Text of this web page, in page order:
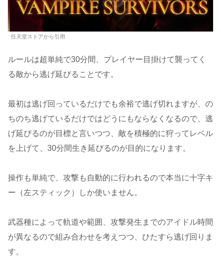
任天堂ストアから引用
ルールは超単純で30分間、プレイヤー目掛けて襲ってく
る敵から逃げ延びることです。
最初は逃げ回っているだけでも余裕で逃げ切れますが、の
ちのち逃げているだけではどうにもならなくなるので、逃
げ延びるのが目標と言いつつ、敵を積極的に狩ってレベル
を上げて、30分間生き延びるのが目的になります。
操作も単純で、攻撃も自動的に行われるので本当に十字キ
ー（左スティック）しか使いません。
武器種によって軌道や範囲、攻撃発生までのアイドル時間
が異なるので組み合わせを考えつつ、ひたすら逃げ回りま
す。